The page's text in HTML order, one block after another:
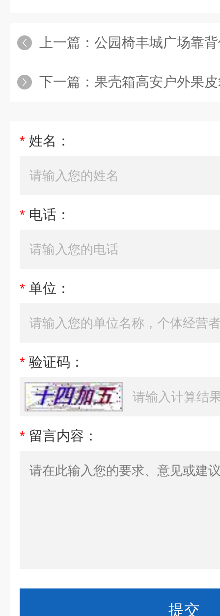
上一篇： 公园椅丰城广场靠背休
下一篇： 果壳箱高安户外果皮箱-
* 姓名：
* 电话：
* 单位：
* 验证码：
* 留言内容：